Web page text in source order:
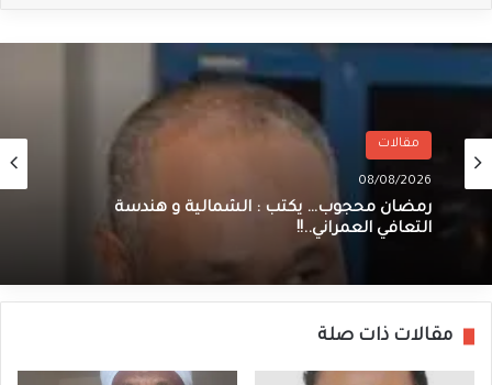
مقالات
08/08/2026
رمضان محجوب… يكتب : الشمالية و هندسة
التعافي العمراني..!!
مقالات ذات صلة